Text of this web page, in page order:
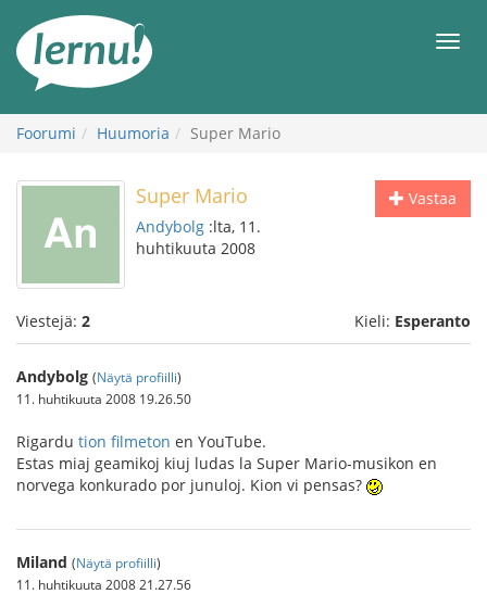
sisältöön
Foorumi Huumoria Super Mario
Vastaa
Super Mario
Andybolg :lta, 11.
huhtikuuta 2008
Viestejä: 2 Kieli: Esperanto
Andybolg (Näytä profiilli)
11. huhtikuuta 2008 19.26.50
Rigardu tion filmeton en YouTube.
Estas miaj geamikoj kiuj ludas la Super Mario-musikon en
norvega konkurado por junuloj. Kion vi pensas?
Miland (Näytä profiilli)
11. huhtikuuta 2008 21.27.56